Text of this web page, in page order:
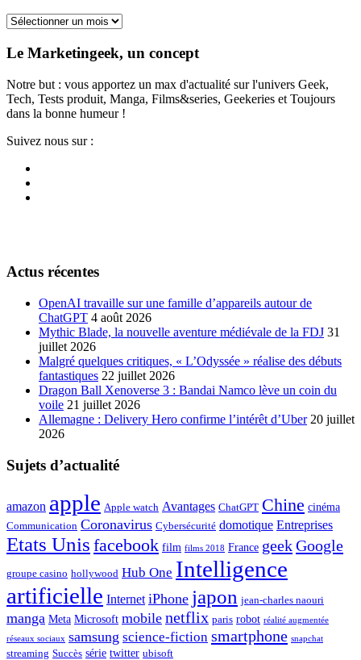
Archives
Le Marketingeek, un concept
Notre but : vous apportez un max d'actualité sur l'univers Geek,
Tech, Tests produit, Manga, Films&series, Geekeries et Toujours
dans la bonne humeur !
Suivez nous sur :
Actus récentes
OpenAI travaille sur une famille d’appareils autour de
ChatGPT 4 août 2026
Mythic Blade, la nouvelle aventure médiévale de la FDJ 31
juillet 2026
Malgré quelques critiques, « L’Odyssée » réalise des débuts
fantastiques 22 juillet 2026
Dragon Ball Xenoverse 3 : Bandai Namco lève un coin du
voile 21 juillet 2026
Allemagne : Delivery Hero confirme l’intérêt d’Uber 20 juillet
2026
Sujets d’actualité
amazon apple Apple watch Avantages ChatGPT Chine cinéma
Communication Coronavirus Cybersécurité domotique Entreprises
Etats Unis facebook film films 2018 France geekGoogle
groupe casino hollywood Hub One Intelligence
artificielle Internet iPhone japon jean-charles naouri
manga Meta Microsoft mobile netflix paris robot réalité augmentée
réseaux sociaux samsung science-fiction smartphone snapchat
streaming Succès série twitter ubisoft